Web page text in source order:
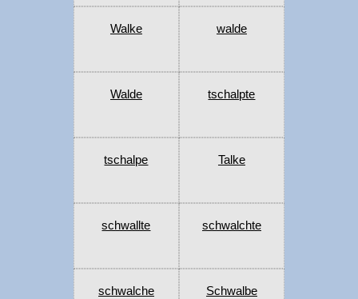
Walke walde
Walde tschalpte
tschalpe Talke
schwallte schwalchte
schwalche Schwalbe